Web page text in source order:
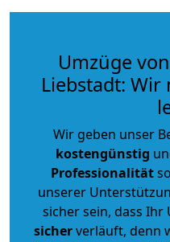
Umzüge
Liebstadt: Wir
Wir geben unser
kostengünstig
Professionalität
unserer
sicher sein, dass Ihr
sicherverläuft, denn